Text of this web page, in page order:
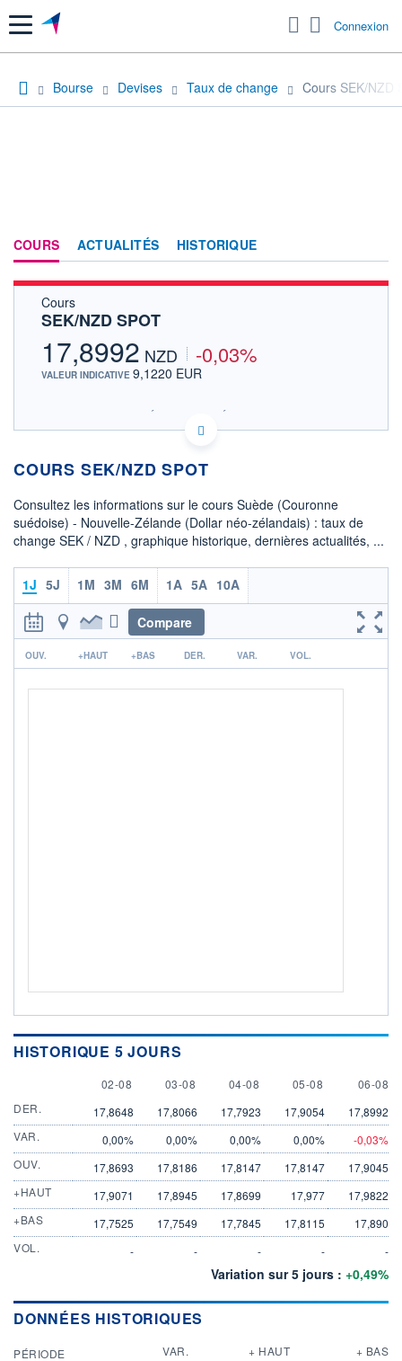
Menu Connexion
Bourse Devises Taux de change Cours SEK/NZD
COURS ACTUALITÉS HISTORIQUE
Cours
SEK/NZD SPOT
17,8992 NZD -0,03%
VALEUR INDICATIVE 9,1220 EUR
SIX - FOREX 2 DONNÉES TEMPS RÉEL
Politique d'exécution
15h29
17,90
OUVERTURE
17,9045
CLÔTURE VEILLE
17,9822 17,8900
COTATION SPÉCIFIQUE
COURS SEK/NZD SPOT
Consultez les informations sur le cours Suède (Couronne
suédoise) - Nouvelle-Zélande (Dollar néo-zélandais) : taux de
change SEK / NZD , graphique historique, dernières actualités, ...
1J 5J 1M 3M 6M 1A 5A 10A
Compare
r
OUV. +HAUT +BAS DER. VAR. VOL.
HISTORIQUE 5 JOURS
2 AUGUST
02-08 3 AUGUST
03-08 4 AUGUST
04-08 5 AUGUST
05-08 6
06-08
DER.
17,8648 17,8066 17,7923 17,9054
17,8992
VAR.
0,00% 0,00% 0,00% 0,00%
-0,03%
OUV.
17,8693 17,8186 17,8147 17,8147
17,9045
+HAUT
17,9071 17,8945 17,8699 17,977
17,9822
+BAS
17,7525 17,7549 17,7845 17,8115
17,890
VOL.
- - - - -
Variation sur 5 jours : +0,49%
DONNÉES HISTORIQUES
PÉRIODE VAR. + HAUT + BAS